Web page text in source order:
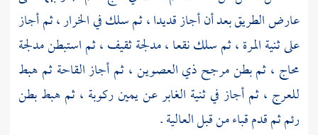
عارض الطريق بعد أن أجازقديدا ،ثم سلك فيالخرار ،ثم أجاز
علىثنية المرة ،ثم سلك نقعا ، مدلجةثقيف ،ثم استبطنمدلجة
محاج ،ثمبطن مرجح ذي العصوين ،ثم أجازالقاحةثم هبط
للعرج ، ثم أجاز فيثنية الغابر عن يمين ركوبة ،ثم هبطبطن
رئمثم قدمقباءمن قبل العالية .